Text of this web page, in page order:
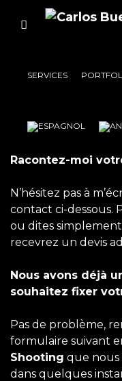
SERVICES
Contact
Racontez-moi
N’hésitez pas à
contact ci-dessous.
ou dites
recevrez un devis
Nous avons déjà
souhaitez fixer
Pas de problème,
formulaire suivant
Shooting que nous
dans quelques